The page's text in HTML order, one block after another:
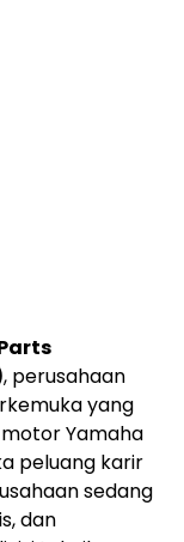
, perusahaan
yang
Yamaha
peluang karir
sedang
dan